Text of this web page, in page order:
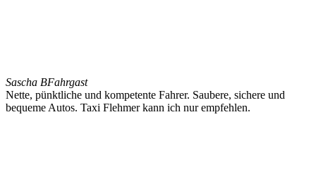
Sascha BFahrgast
Nette, pünktliche und kompetente Fahrer. Saubere, sichere und
bequeme Autos. Taxi Flehmer kann ich nur empfehlen.